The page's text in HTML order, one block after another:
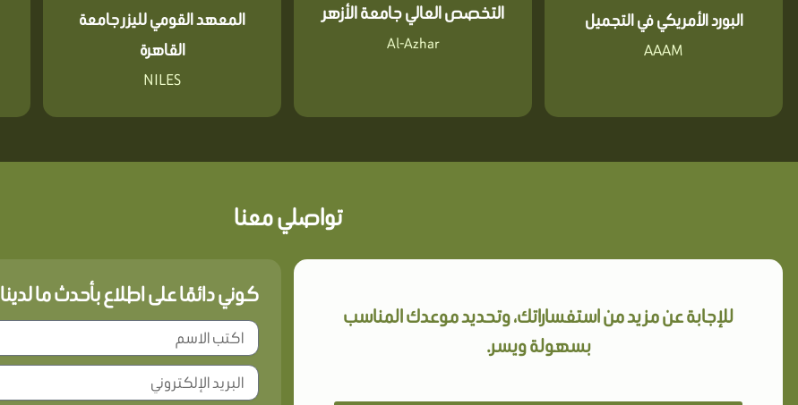
البورد الأمريكي في التجميل
AAAM
التخصص العالي جامعة الأزهر
Al-Azhar
المعهد القومي لليزر جامعة
القاهرة
NILES
تواصلي معنا
للإجابة عن مزيد من استفساراتك، وتحديد موعدك المناسب
بسهولة ويسر.
كوني دائمًا على اطلاع بأحدث ما لدينا